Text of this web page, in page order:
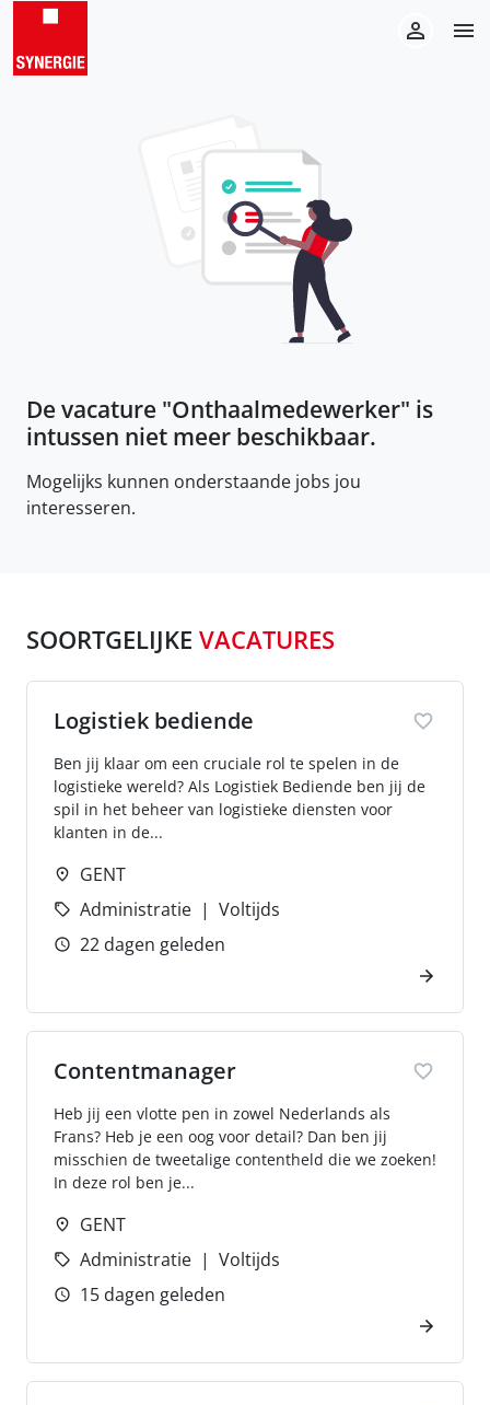
De vacature "Onthaalmedewerker" is
intussen niet meer beschikbaar.
Mogelijks kunnen onderstaande jobs jou
interesseren.
SOORTGELIJKE VACATURES
Logistiek bediende
Ben jij klaar om een cruciale rol te spelen in de
logistieke wereld? Als Logistiek Bediende ben jij de
spil in het beheer van logistieke diensten voor
klanten in de...
GENT
Administratie
Voltijds
22 dagen geleden
Contentmanager
Heb jij een vlotte pen in zowel Nederlands als
Frans? Heb je een oog voor detail? Dan ben jij
misschien de tweetalige contentheld die we zoeken!
In deze rol ben je...
GENT
Administratie
Voltijds
15 dagen geleden